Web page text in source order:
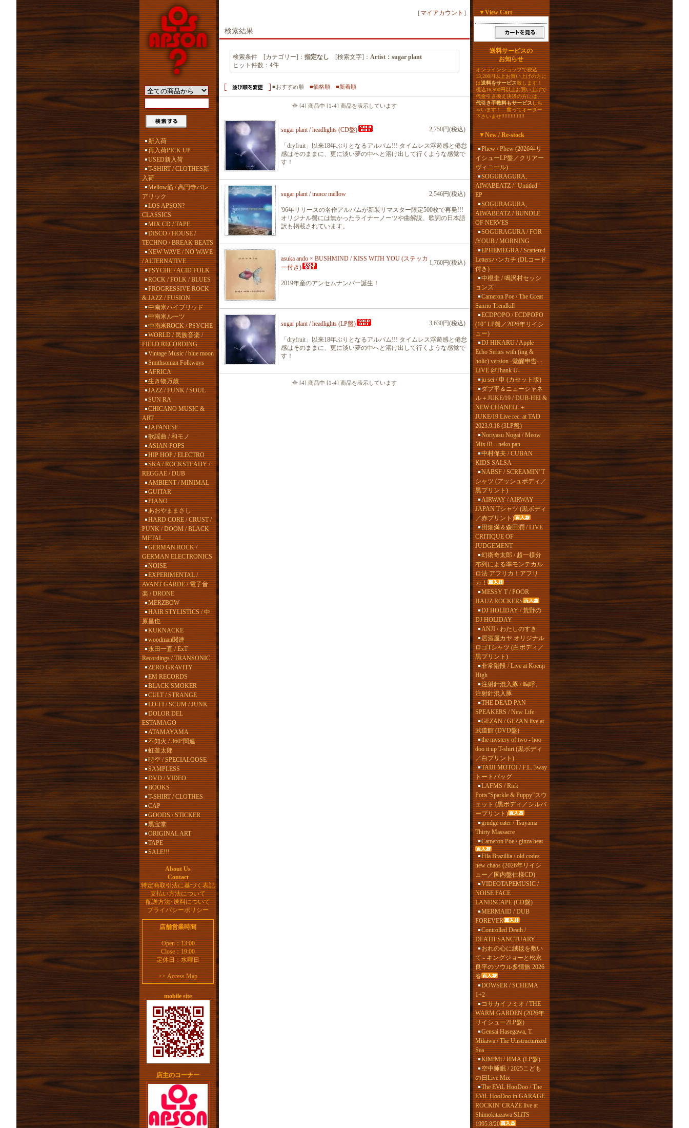
新入荷
再入荷PICK UP
USED新入荷
T-SHIRT / CLOTHES新
入荷
Mellow筋 / 高円寺バレ
アリック
LOS APSON?
CLASSICS
MIX CD / TAPE
DISCO / HOUSE /
TECHNO / BREAK BEATS
NEW WAVE / NO WAVE
/ ALTERNATIVE
PSYCHE / ACID FOLK
ROCK / FOLK / BLUES
PROGRESSIVE ROCK
& JAZZ / FUSION
中南米ハイブリッド
中南米ルーツ
中南米ROCK / PSYCHE
WORLD / 民族音楽 /
FIELD RECORDING
Vintage Music / blue moon
Smithsonian Folkways
AFRICA
生き物万歳
JAZZ / FUNK / SOUL
SUN RA
CHICANO MUSIC &
ART
JAPANESE
歌謡曲 / 和モノ
ASIAN POPS
HIP HOP / ELECTRO
SKA / ROCKSTEADY /
REGGAE / DUB
AMBIENT / MINIMAL
GUITAR
PIANO
あおやままさし
HARD CORE / CRUST /
PUNK / DOOM / BLACK
METAL
GERMAN ROCK /
GERMAN ELECTRONICS
NOISE
EXPERIMENTAL /
AVANT-GARDE / 電子音
楽 / DRONE
MERZBOW
HAIR STYLISTICS / 中
原昌也
KUKNACKE
woodman関連
永田一直 / ExT
Recordings / TRANSONIC
ZERO GRAVITY
EM RECORDS
BLACK SMOKER
CULT / STRANGE
LO-FI / SCUM / JUNK
DOLOR DEL
ESTAMAGO
ATAMAYAMA
不知火 / 360°関連
虹釜太郎
時空 / SPECIALOOSE
SAMPLESS
DVD / VIDEO
BOOKS
T-SHIRT / CLOTHES
CAP
GOODS / STICKER
黒宝堂
ORIGINAL ART
TAPE
SALE!!!
About Us
Contact
特定商取引法に基づく表記
支払い方法について
配送方法･送料について
プライバシーポリシー
店舗営業時間
Open：13:00
Close：19:00
定休日：水曜日
>>Access Map
mobile site
店主のコーナー
［ マイアカウント ］
検索結果
検索条件 [カテゴリー]： 指定なし [検索文字]： Artist：sugar plant
ヒット件数： 4件
■おすすめ順 ■価格順 ■新着順
全 [4] 商品中 [1-4] 商品を表示しています
sugar plant / headlights (CD盤) 2,750円(税込)
「dryfruit」以来18年ぶりとなるアルバム!!! タイムレス浮遊感と倦怠
感はそのままに、更に淡い夢の中へと溶け出して行くような感覚で
す！
sugar plant / trance mellow 2,546円(税込)
'96年リリースの名作アルバムが新装リマスター限定500枚で再発!!!
オリジナル盤には無かったライナーノーツや曲解説、歌詞の日本語
訳も掲載されています。
asuka ando × BUSHMIND / KISS WITH YOU (ステッカ
ー付き)
1,760円(税込)
2019年産のアンセムナンバー誕生！
sugar plant / headlights (LP盤) 3,630円(税込)
「dryfruit」以来18年ぶりとなるアルバム!!! タイムレス浮遊感と倦怠
感はそのままに、更に淡い夢の中へと溶け出して行くような感覚で
す！
全 [4] 商品中 [1-4] 商品を表示しています
▼View Cart
送料サービスの
お知らせ
オンラインショップで税込
13,200円以上お買い上げの方に
は送料をサービス致します！
税込16,500円以上お買い上げで
代金引き換え決済の方には、
代引き手数料もサービスしち
ゃいます！ 奮ってオーダー
下さいませ!!!!!!!!!!!!!!!
▼New / Re-stock
Phew / Phew (2026年リ
イシューLP盤／クリアー
ヴィニール)
SOGURAGURA,
AIWABEATZ / "Untitled"
EP
SOGURAGURA,
AIWABEATZ / BUNDLE
OF NERVES
SOGURAGURA / FOR
/YOUR / MORNING
EPHEMEGRA / Scattered
Lettersハンカチ (DLコード
付き)
中根圭 / 鳴沢村セッシ
ョンズ
Cameron Poe / The Great
Sanrio Trendkill
ECDPOPO / ECDPOPO
(10" LP盤／2026年リイシ
ュー)
DJ HIKARU / Apple
Echo Series with (ing &
holic) version -覚醒申告- -
LIVE @Thank U-
ju sei / 申 (カセット版)
ダブ平＆ニューシャネ
ル＋JUKE/19 / DUB-HEI &
NEW CHANELL＋
JUKE/19 Live rec. at TAD
2023.9.18 (3LP盤)
Noriyasu Nogai / Meow
Mix 01 - neko pan
中村保夫 / CUBAN
KIDS SALSA
NABSF / SCREAMIN' T
シャツ (アッシュボディ／
黒プリント)
AIRWAY / AIRWAY
JAPAN Tシャツ (黒ボディ
／赤プリント)
田畑満＆森田潤 / LIVE
CRITIQUE OF
JUDGEMENT
幻衛奇太郎 / 超一様分
布列による準モンテカル
ロ法 アフリカ！アフリ
カ！
MESSY T / POOR
HAUZ ROCKERS
DJ HOLIDAY / 荒野の
DJ HOLIDAY
ANJI / わたしのすき
居酒屋カヤ オリジナル
ロゴTシャツ (白ボディ／
黒プリント)
非常階段 / Live at Koenji
High
注射針混入豚 / 嗚呼、
注射針混入豚
THE DEAD PAN
SPEAKERS / New Life
GEZAN / GEZAN live at
武道館 (DVD盤)
the mystery of two - hoo
doo it up T-shirt (黒ボディ
／白プリント)
TAIJI MOTOI / F.L. 3way
トートバッグ
LAFMS / Rick
Potts“Sparkle & Puppy”スウ
ェット (黒ボディ／シルバ
ープリント)
grudge eater / Tsuyama
Thirty Massacre
Cameron Poe / ginza heat
Fila Brazillia / old codes
new chaos (2026年リイシ
ュー／国内盤仕様CD)
VIDEOTAPEMUSIC /
NOISE FACE
LANDSCAPE (CD盤)
MERMAID / DUB
FOREVER
Controlled Death /
DEATH SANCTUARY
おれの心に絨毯を敷い
て - キングジョーと松永
良平のソウル多情旅 2026
春
DOWSER / SCHEMA
1+2
コサカイフミオ / THE
WARM GARDEN (2026年
リイシュー2LP盤)
Gensai Hasegawa, T.
Mikawa / The Unstructurized
Sea
KiMiMi / ИМА (LP盤)
空中睡眠 / 2025こども
の日Live Mix
The EViL HooDoo / The
EViL HooDoo in GARAGE
ROCKIN' CRAZE live at
Shimokitazawa SLiTS
1995.8/20